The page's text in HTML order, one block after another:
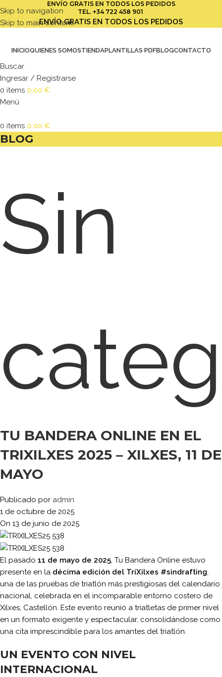
Skip to navigation
Skip to main content
ENVÍO GRATIS EN TODOS LOS PEDIDOS
TEL. +34 722 458 901
ENVÍO GRATIS EN TODOS LOS PEDIDOS
INICIOQUIENES SOMOSTIENDAPLANTILLAS PDFBLOGCONTACTO
Buscar
Ingresar / Registrarse
0 items 0,00 €
Menú
0 items 0,00 €
BLOG
Sin
TU BANDERA ONLINE EN EL
TRIXILXES 2025 – XILXES, 11 DE
MAYO
Publicado por admin
1 de octubre de 2025
On 13 de junio de 2025
El pasado 11 de mayo de 2025, Tu Bandera Online estuvo
presente en la décima edición del TriXilxes #sindrafting,
una de las pruebas de triatlón más prestigiosas del calendario
nacional, celebrada en el incomparable entorno costero de
Xilxes, Castellón. Este evento reunió a triatletas de primer nivel
en un formato exigente y espectacular, consolidándose como
una cita imprescindible para los amantes del triatlón.
UN EVENTO CON NIVEL
INTERNACIONAL